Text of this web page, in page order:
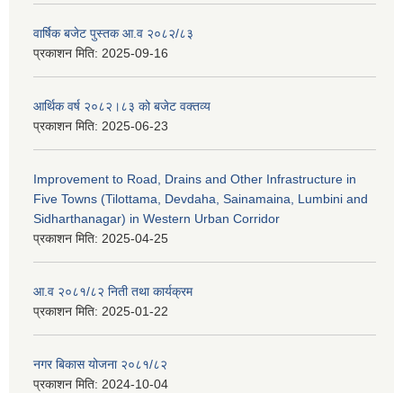
वार्षिक बजेट पुस्तक आ.व २०८२/८३
प्रकाशन मिति: 2025-09-16
आर्थिक वर्ष २०८२।८३ को बजेट वक्तव्य
प्रकाशन मिति: 2025-06-23
Improvement to Road, Drains and Other Infrastructure in
Five Towns (Tilottama, Devdaha, Sainamaina, Lumbini and
Sidharthanagar) in Western Urban Corridor
प्रकाशन मिति: 2025-04-25
आ.व २०८१/८२ निती तथा कार्यक्रम
प्रकाशन मिति: 2025-01-22
नगर बिकास योजना २०८१/८२
प्रकाशन मिति: 2024-10-04